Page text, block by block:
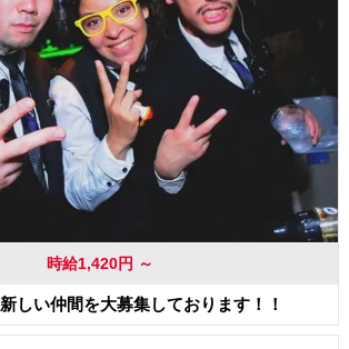
時給1,420円 ～
しい仲間を大募集しております！！